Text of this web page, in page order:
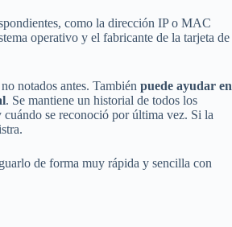
como la dirección IP o MAC
operativo y el fabricante de la tarjeta de
notados antes. También puede ayudar en
. Se mantiene un historial de todos los
se reconoció por última vez. Si la
de forma muy rápida y sencilla con